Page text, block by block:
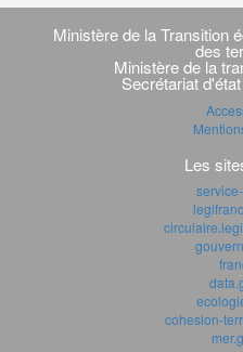
Navigation
transverse
Ministère de la Transition
des
Ministère de la
Secrétariat
Les
cohesion-